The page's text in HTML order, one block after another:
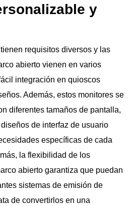
y
requisitos diversos y las
abierto vienen en varios
integración en quioscos
Además, estos monitores se
diferentes tamaños de pantalla,
de interfaz de usuario
específicas de cada
la flexibilidad de los
abierto garantiza que puedan
sistemas de emisión de
de convertirlos en una